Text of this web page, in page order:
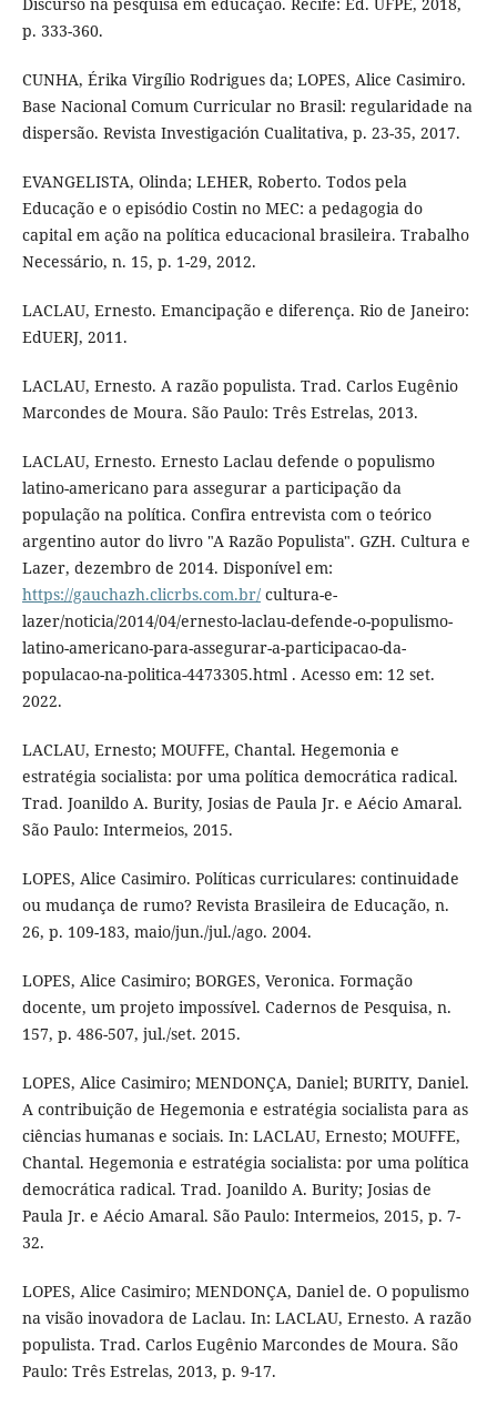
p. 333-360.
CUNHA, Érika Virgílio Rodrigues da; LOPES, Alice Casimiro.
Base Nacional Comum Curricular no Brasil: regularidade na
dispersão. Revista Investigación Cualitativa, p. 23-35, 2017.
EVANGELISTA, Olinda; LEHER, Roberto. Todos pela
Educação e o episódio Costin no MEC: a pedagogia do
capital em ação na política educacional brasileira. Trabalho
Necessário, n. 15, p. 1-29, 2012.
LACLAU, Ernesto. Emancipação e diferença. Rio de Janeiro:
EdUERJ, 2011.
LACLAU, Ernesto. A razão populista. Trad. Carlos Eugênio
Marcondes de Moura. São Paulo: Três Estrelas, 2013.
LACLAU, Ernesto. Ernesto Laclau defende o populismo
latino-americano para assegurar a participação da
população na política. Confira entrevista com o teórico
argentino autor do livro "A Razão Populista". GZH. Cultura e
Lazer, dezembro de 2014. Disponível em:
https://gauchazh.clicrbs.com.br/cultura-e-
lazer/noticia/2014/04/ernesto-laclau-defende-o-populismo-
latino-americano-para-assegurar-a-participacao-da-
populacao-na-politica-4473305.html . Acesso em: 12 set.
2022.
LACLAU, Ernesto; MOUFFE, Chantal. Hegemonia e
estratégia socialista: por uma política democrática radical.
Trad. Joanildo A. Burity, Josias de Paula Jr. e Aécio Amaral.
São Paulo: Intermeios, 2015.
LOPES, Alice Casimiro. Políticas curriculares: continuidade
ou mudança de rumo? Revista Brasileira de Educação, n.
26, p. 109-183, maio/jun./jul./ago. 2004.
LOPES, Alice Casimiro; BORGES, Veronica. Formação
docente, um projeto impossível. Cadernos de Pesquisa, n.
157, p. 486-507, jul./set. 2015.
LOPES, Alice Casimiro; MENDONÇA, Daniel; BURITY, Daniel.
A contribuição de Hegemonia e estratégia socialista para as
ciências humanas e sociais. In: LACLAU, Ernesto; MOUFFE,
Chantal. Hegemonia e estratégia socialista: por uma política
democrática radical. Trad. Joanildo A. Burity; Josias de
Paula Jr. e Aécio Amaral. São Paulo: Intermeios, 2015, p. 7-
32.
LOPES, Alice Casimiro; MENDONÇA, Daniel de. O populismo
na visão inovadora de Laclau. In: LACLAU, Ernesto. A razão
populista. Trad. Carlos Eugênio Marcondes de Moura. São
Paulo: Três Estrelas, 2013, p. 9-17.